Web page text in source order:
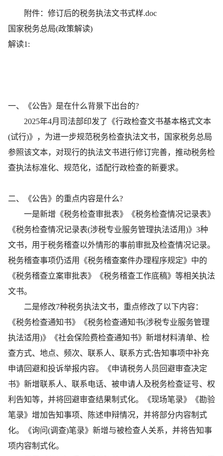
附件：修订后的税务执法文书式样.doc
国家税务总局(政策解读)
解读1:
一、《公告》是在什么背景下出台的?
2025年4月司法部印发了《行政检查文书基本格式文本
(试行)》，为进一步规范税务检查执法文书，国家税务总局
参照该文本，对现行的执法文书进行修订完善，推动税务检
查执法标准化、规范化，适配行政检查的新要求。
二、《公告》的重点内容是什么?
一是新增《税务检查审批表》《税务检查情况记录表》
《税务检查情况记录表(涉税专业服务管理执法适用)》3种
文书，用于税务稽查以外情形的事前审批及检查情况记录。
税务稽查事项仍适用《税务稽查案件办理程序规定》中的
《税务稽查立案审批表》《税务稽查工作底稿》等相关执法
文书。
二是修改7种税务执法文书，重点修改了以下内容：
《税务检查通知书》《税务检查通知书(涉税专业服务管理
执法适用)》《社会保险费检查通知书》新增材料清单、检
查方式、地点、频次、联系人、联系方式;告知事项中补充
申请回避和投诉举报内容。《申请税务人员回避审查决定
书》新增联系人、联系电话、被申请人及税务检查证号、权
利告知等，并将回避审查结果制式化。《现场笔录》《勘验
笔录》增加告知事项、陈述申辩情况，并将部分内容制式
化。《询问(调查)笔录》新增与被检查人关系，并将告知事
项内容制式化。